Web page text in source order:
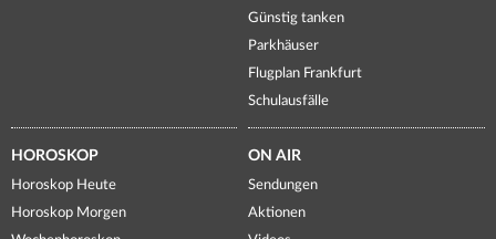
Günstig tanken
Parkhäuser
Flugplan Frankfurt
Schulausfälle
HOROSKOP
Horoskop Heute
Horoskop Morgen
ON AIR
Sendungen
Aktionen